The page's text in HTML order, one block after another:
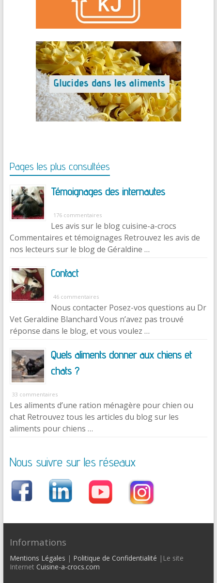
Pages les plus consultées
Témoignages des internautes
176 commentaires
Les avis sur le blog cuisine-a-crocs
Commentaires et témoignages Retrouvez les avis de
nos lecteurs sur le blog de Géraldine …
Contact
46 commentaires
Nous contacter Posez-vos questions au Dr
Vet Geraldine Blanchard Vous n’avez pas trouvé
réponse dans le blog, et vous voulez …
Quels aliments donner aux chiens et
chats ?
33 commentaires
Les aliments d’une ration ménagère pour chien ou
chat Retrouvez tous les articles du blog sur les
aliments pour chiens …
Nous suivre sur les réseaux
Informations
Mentions Légales | Politique de Confidentialité |Le site
Internet Cuisine-a-crocs.com